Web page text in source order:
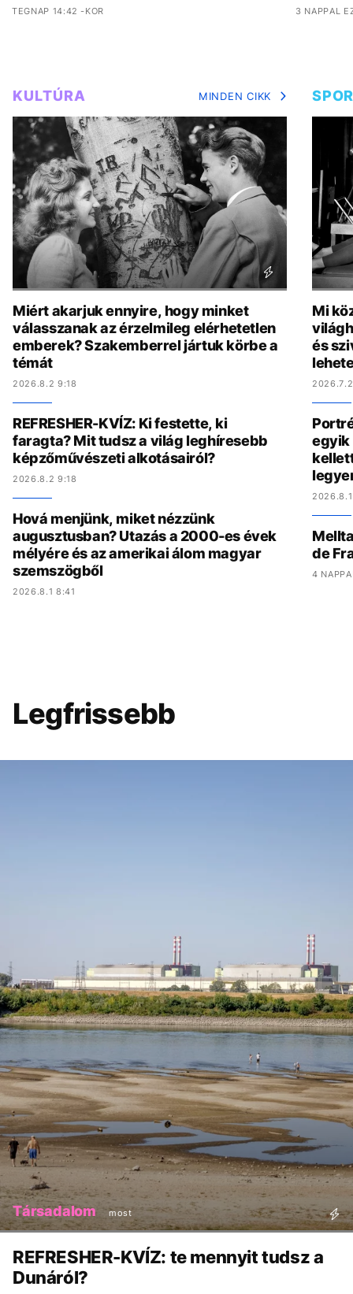
TEGNAP 14:42 -KOR 3 NAPPAL
KULTÚRA MINDEN CIKK
Miért akarjuk ennyire, hogy minket
válasszanak az érzelmileg elérhetetlen
emberek? Szakemberrel jártuk körbe a
témát
2026.8.2 9:18
REFRESHER-KVÍZ: Ki festette, ki
faragta? Mit tudsz a világ leghíresebb
képzőművészeti alkotásairól?
2026.8.2 9:18
Hová menjünk, miket nézzünk
augusztusban? Utazás a 2000-es évek
mélyére és az amerikai álom magyar
szemszögből
2026.8.1 8:41
Mi
és
egyik
de
4
Legfrissebb
Társadalom most
REFRESHER-KVÍZ: te mennyit tudsz a
Dunáról?